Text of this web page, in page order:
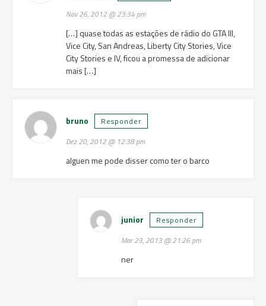
Nov 26, 2012 @ 23:34 pm
[…] quase todas as estações de rádio do GTA III,
Vice City, San Andreas, Liberty City Stories, Vice
City Stories e IV, ficou a promessa de adicionar
mais […]
bruno Responder
Dez 20, 2012 @ 12:38 pm
alguen me pode disser como ter o barco
junior Responder
Mar 23, 2013 @ 21:26 pm
ner